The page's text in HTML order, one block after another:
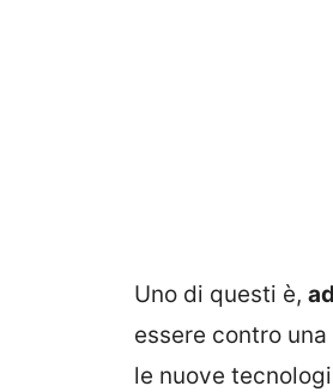
Uno di questi è,
essere contro
le nuove